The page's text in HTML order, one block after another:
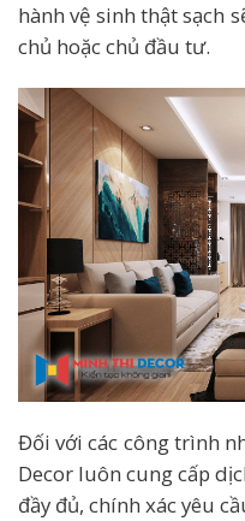
hành vệ sinh thật sạch
chủ hoặc chủ đầu tư.
Đối với các công trình
Decor luôn cung cấp
đầy đủ, chính xác yêu